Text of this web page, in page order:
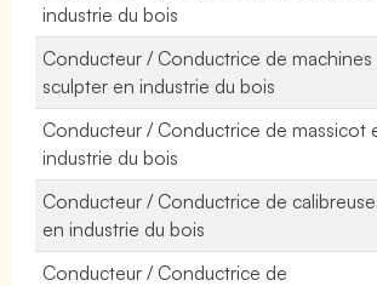
industrie du bois
Conducteur / Conductrice de machines
sculpter en industrie du bois
Conducteur / Conductrice de massicot
industrie du bois
Conducteur / Conductrice de
en industrie du bois
Conducteur / Conductrice de